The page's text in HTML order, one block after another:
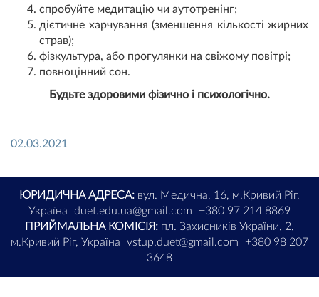
спробуйте медитацію чи аутотренінг;
дієтичне харчування (зменшення кількості жирних
страв);
фізкультура, або прогулянки на свіжому повітрі;
повноцінний сон.
Будьте здоровими фізично і психологічно.
02.03.2021
ЮРИДИЧНА АДРЕСА: вул. Медична, 16, м.Кривий Ріг,
Україна
duet.edu.ua@gmail.com
+380 97 214 8869
ПРИЙМАЛЬНА КОМІСІЯ: пл. Захисників України, 2,
м.Кривий Ріг, Україна
vstup.duet@gmail.com
+380 98 207
3648